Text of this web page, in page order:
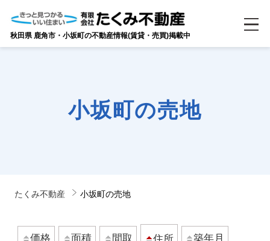
秋田県 鹿角市・小坂町の不動産情報(賃貸・売買)掲載中
小坂町の売地
たくみ不動産 小坂町の売地
価格 面積 間取 住所 築年月